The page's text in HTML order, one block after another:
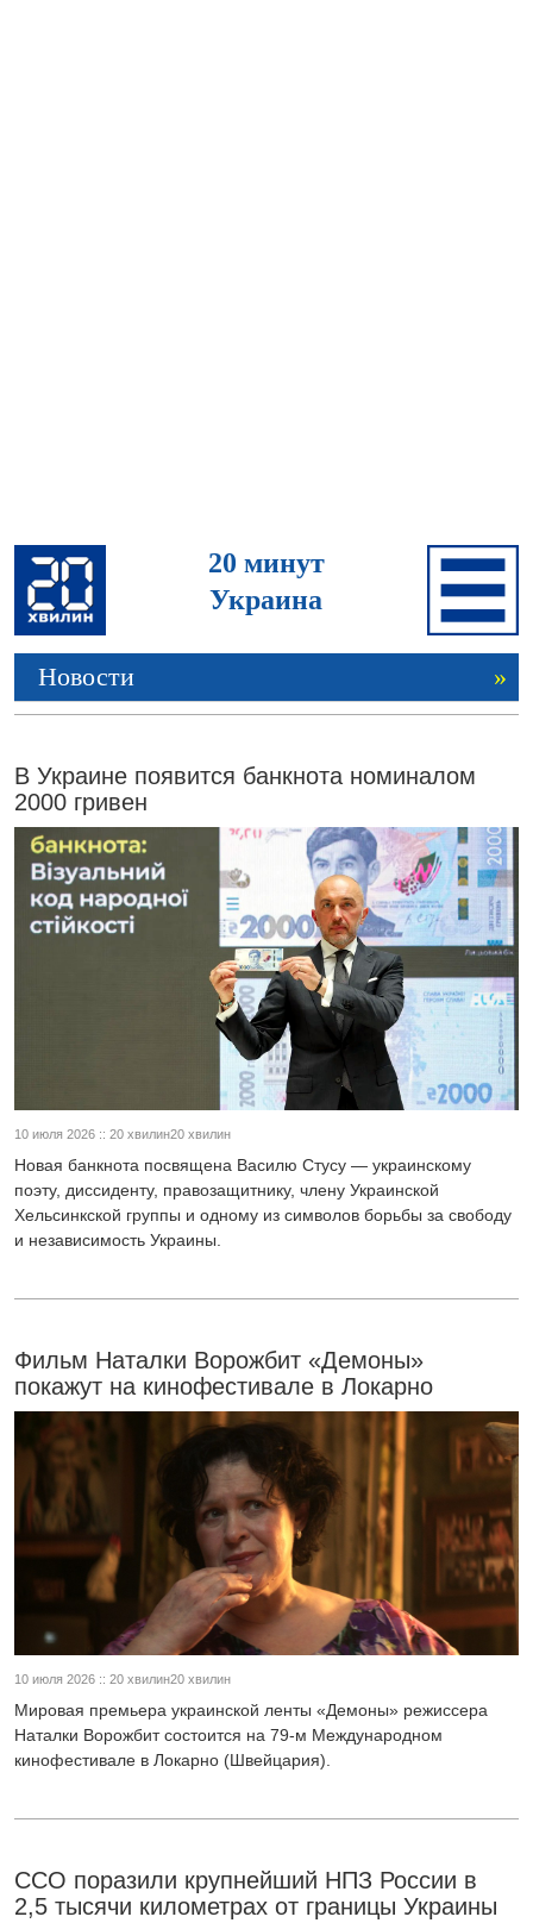
20 минут
Украина
Новости »
В Украине появится банкнота номиналом
2000 гривен
10 июля 2026 :: 20 хвилин20 хвилин
Новая банкнота посвящена Василю Стусу — украинскому
поэту, диссиденту, правозащитнику, члену Украинской
Хельсинкской группы и одному из символов борьбы за свободу
и независимость Украины.
Фильм Наталки Ворожбит «Демоны»
покажут на кинофестивале в Локарно
10 июля 2026 :: 20 хвилин20 хвилин
Мировая премьера украинской ленты «Демоны» режиссера
Наталки Ворожбит состоится на 79-м Международном
кинофестивале в Локарно (Швейцария).
ССО поразили крупнейший НПЗ России в
2,5 тысячи километрах от границы Украины